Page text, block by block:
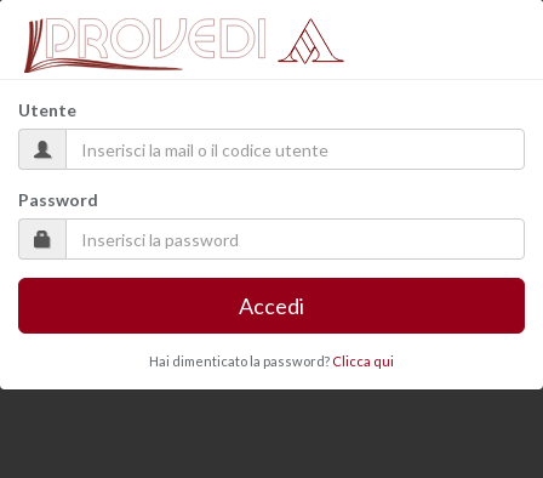
Utente
Password
Accedi
Hai dimenticato la password? Clicca qui